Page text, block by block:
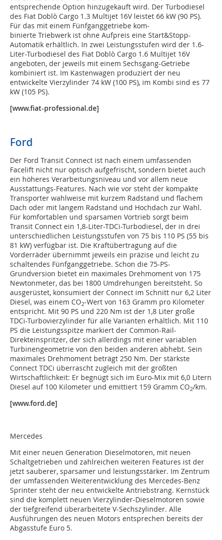
entsprechende Option hinzugekauft wird. Der Turbodiesel
des Fiat Doblò Cargo 1.3 Multijet 16V leistet 66 kW (90 PS).
Für das mit einem Fünfganggetriebe kom-
binierte Triebwerk ist ohne Aufpreis eine Start&Stopp-
Automatik erhältlich. In zwei Leistungsstufen wird der 1.6-
Liter-Turbodiesel des Fiat Doblò Cargo 1.6 Multijet 16V
angeboten, der jeweils mit einem Sechsgang-Getriebe
kombiniert ist. Im Kastenwagen produziert der neu
entwickelte Vierzylinder 74 kW (100 PS), im Kombi sind es 77
kW (105 PS).
[www.fiat-professional.de]
Ford
Der Ford Transit Connect ist nach einem umfassenden
Facelift nicht nur optisch aufgefrischt, sondern bietet auch
ein höheres Verarbeitungsniveau und vor allem neue
Ausstattungs-Features. Nach wie vor steht der kompakte
Transporter wahlweise mit kurzem Radstand und flachem
Dach oder mit langem Radstand und Hochdach zur Wahl.
Für komfortablen und sparsamen Vortrieb sorgt beim
Transit Connect ein 1,8-Liter-TDCi-Turbodiesel, der in drei
unterschiedlichen Leistungsstufen von 75 bis 110 PS (55 bis
81 kW) verfügbar ist. Die Kraftübertragung auf die
Vorderräder übernimmt jeweils ein präzise und leicht zu
schaltendes Fünfganggetriebe. Schon die 75-PS-
Grundversion bietet ein maximales Drehmoment von 175
Newtonmeter, das bei 1800 Umdrehungen bereitsteht. So
ausgerüstet, konsumiert der Connect im Schnitt nur 6,2 Liter
Diesel, was einem CO2-Wert von 163 Gramm pro Kilometer
entspricht. Mit 90 PS und 220 Nm ist der 1,8 Liter große
TDCi-Turbovierzylinder für alle Varianten erhältlich. Mit 110
PS die Leistungsspitze markiert der Common-Rail-
Direkteinspritzer, der sich allerdings mit einer variablen
Turbinengeometrie von den beiden anderen abhebt. Sein
maximales Drehmoment beträgt 250 Nm. Der stärkste
Connect TDCi überrascht zugleich mit der größten
Wirtschaftlichkeit: Er begnügt sich im Euro-Mix mit 6,0 Litern
Diesel auf 100 Kilometer und emittiert 159 Gramm CO2/km.
[www.ford.de]
Mercedes
Mit einer neuen Generation Dieselmotoren, mit neuen
Schaltgetrieben und zahlreichen weiteren Features ist der
jetzt sauberer, sparsamer und leistungsstärker. Im Zentrum
der umfassenden Weiterentwicklung des Mercedes-Benz
Sprinter steht der neu entwickelte Antriebstrang. Kernstück
sind die komplett neuen Vierzylinder-Dieselmotoren sowie
der tiefgreifend überarbeitete V-Sechszylinder. Alle
Ausführungen des neuen Motors entsprechen bereits der
Abgasstufe Euro 5.